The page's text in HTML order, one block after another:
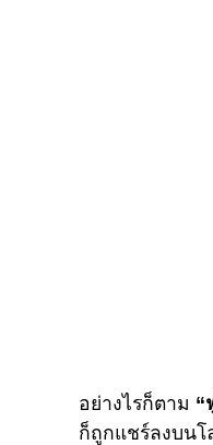
อย่างไรก็ตาม “
ก็ถูกแชร์ลงบนโ